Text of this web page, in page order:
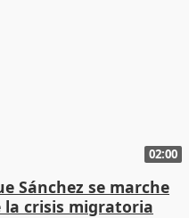
02:00
Sánchez se marche
la crisis migratoria